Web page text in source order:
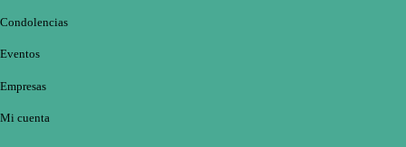
Condolencias
Eventos
Empresas
Mi cuenta